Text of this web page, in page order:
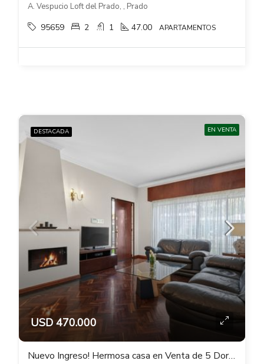
A. Vespucio Loft del Prado, , Prado
95659 2 1 47.00 APARTAMENTOS
DESTACADA EN VENTA
USD 470.000
Nuevo Ingreso! Hermosa casa en Venta de 5 Dormitorios en Corazón del Prado